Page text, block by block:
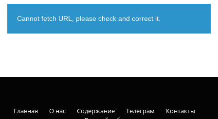
Cannot fetch URL, please check and correct it.
Главная О нас Содержание Телеграм
Контакты